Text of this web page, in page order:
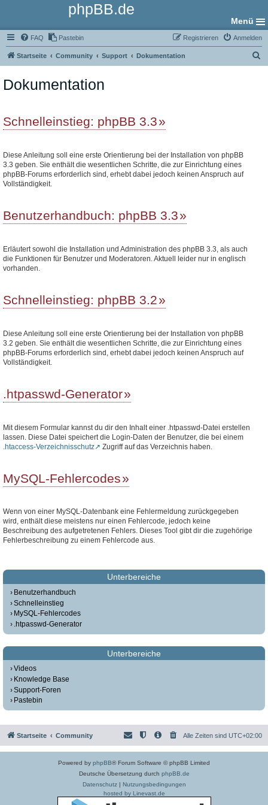
phpBB.de
Menü
FAQ Pastebin Anmelden
Registrieren
Startseite Community Support Dokumentation
Dokumentation
Schnelleinstieg: phpBB 3.3
Diese Anleitung soll eine erste Orientierung bei der Installation von phpBB
3.3 geben. Sie enthält die wesentlichen Schritte, die zur Einrichtung eines
phpBB-Forums erforderlich sind, erhebt dabei jedoch keinen Anspruch auf
Vollständigkeit.
Benutzerhandbuch: phpBB 3.3
Erläutert sowohl die Installation und Administration des phpBB 3.3, als auch
die Funktionen für Benutzer und Moderatoren. Aktuell leider nur in englisch
vorhanden.
Schnelleinstieg: phpBB 3.2
Diese Anleitung soll eine erste Orientierung bei der Installation von phpBB
3.2 geben. Sie enthält die wesentlichen Schritte, die zur Einrichtung eines
phpBB-Forums erforderlich sind, erhebt dabei jedoch keinen Anspruch auf
Vollständigkeit.
.htpasswd-Generator
Mit diesem Formular kannst du dir den Inhalt einer .htpasswd-Datei erstellen
lassen. Diese Datei speichert die Login-Daten der Benutzer, die bei einem
.htaccess-Verzeichnisschutz
Zugriff auf das Verzeichnis haben.
MySQL-Fehlercodes
Wenn von einer MySQL-Datenbank eine Fehlermeldung zurückgegeben
wird, enthält diese meistens nur einen Fehlercode, jedoch keine
Beschreibung des aufgetretenen Fehlers. Dieses Tool gibt dir die zugehörige
Fehlerbeschreibung zu einem Fehlercode aus.
Unterbereiche
Benutzerhandbuch
Schnelleinstieg
MySQL-Fehlercodes
.htpasswd-Generator
Unterbereiche
Videos
Knowledge Base
Support-Foren
Pastebin
Startseite Community Alle Zeiten sind UTC+02:00
Powered by phpBB® Forum Software © phpBB Limited
Deutsche Übersetzung durch phpBB.de
Datenschutz| Nutzungsbedingungen
hosted by Linevast.de